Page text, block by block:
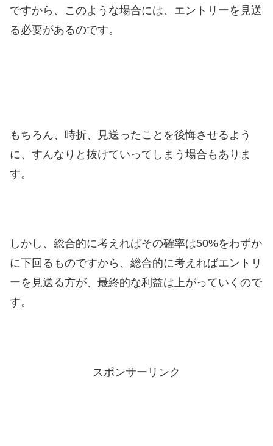
ですから、このような場合には、エントリーを見送
る必要があるのです。
もちろん、時折、見送ったことを後悔させるよう
に、すんなりと抜けていってしまう場合もありま
す。
しかし、総合的に考えればその確率は50%をわずか
に下回るものですから、総合的に考えればエントリ
ーを見送る方が、最終的な利益は上がっていくので
す。
スポンサーリンク